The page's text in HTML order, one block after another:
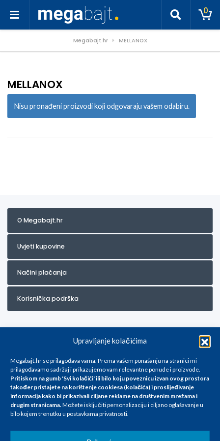
Upravljanje kolačićima
Megabajt.hr se prilagođava vama. Prema vašem ponašanju na stranici mi
prilagođavamo sadržaj i prikazujemo vam relevantne ponude i proizvode.
Pritiskom na gumb 'Svi kolačići' ili bilo koju poveznicu izvan ovog prostora
također pristajete na korištenje cookiesa (kolačića) i proslijeđivanje
informacija kako bi prikazivali ciljane reklame na društvenim mrežama i
drugim stranicama.Možete isključiti personalizaciju i ciljano oglašavanje u
bilo kojem trenutku u postavkama privatnosti.
0
Megabajt.hr MELLANOX
MELLANOX
Nisu pronađeni proizvodi koji odgovaraju vašem odabiru.
O Megabajt.hr
Uvjeti kupovine
Načini plaćanja
Korisnička podrška
Za artikle kojih trenutno nema u ponudi obratite nam se na
info@megabajt.hr. Sve cijene su informativnog karaktera i podložne su
promjenama, a
iskazane su za avansno plaćanje(gotovina) u Eurima i uključuju PDV. Sve
se razlikovati od cijena u našim poslovnicama. Trudimo se dati što bolji
i točniji opis i sliku. Unatoč tome, ne možemo garantirati da su svi